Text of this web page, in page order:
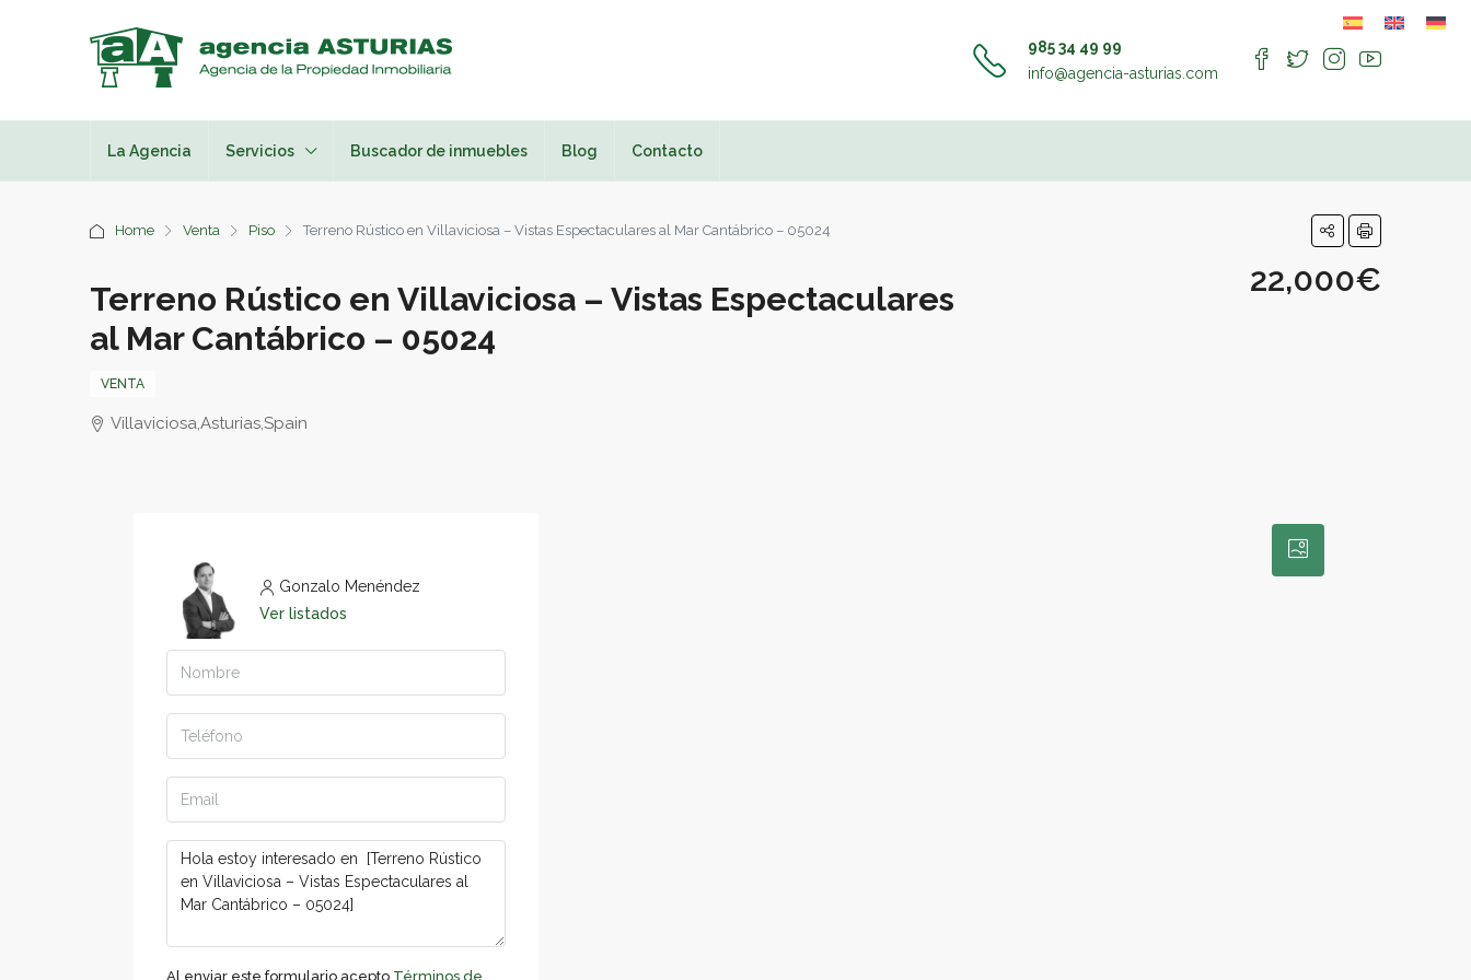
985 34 49 99
info@agencia-asturias.com
La Agencia Servicios Buscador de inmuebles Blog Contacto
Home Venta Piso Terreno Rústico en Villaviciosa – Vistas Espectaculares al Mar Cantábrico – 05024
Terreno Rústico en Villaviciosa – Vistas Espectaculares
al Mar Cantábrico – 05024
22,000€
VENTA
Villaviciosa,Asturias,Spain
Gonzalo Menéndez
Ver listados
Al enviar este formulario acepto Términos de